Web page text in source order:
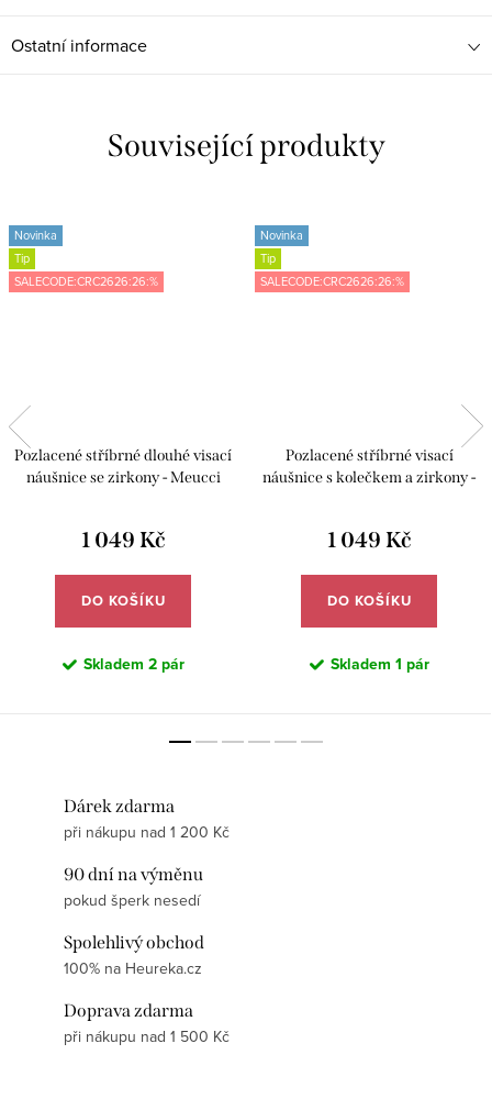
Ostatní informace
Související produkty
Novinka
Tip
SALECODE:CRC2626:26:%
Pozlacené stříbrné dlouhé visací
náušnice se zirkony - Meucci
1 049 Kč
DO KOŠÍKU
Skladem 2 pár
Novinka
Tip
SALECODE:CRC2626:26:%
Pozlacené stříbrné visací
náušnice s kolečkem a zirkony -
1 049 Kč
DO KOŠÍKU
Skladem 1 pár
Dárek zdarma
při nákupu nad 1 200 Kč
90 dní na výměnu
pokud šperk nesedí
Spolehlivý obchod
100% na Heureka.cz
Doprava zdarma
při nákupu nad 1 500 Kč